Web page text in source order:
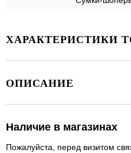
ХАРАКТЕРИСТИКИ
ОПИСАНИЕ
Наличие в магазинах
Пожалуйста, перед визитом